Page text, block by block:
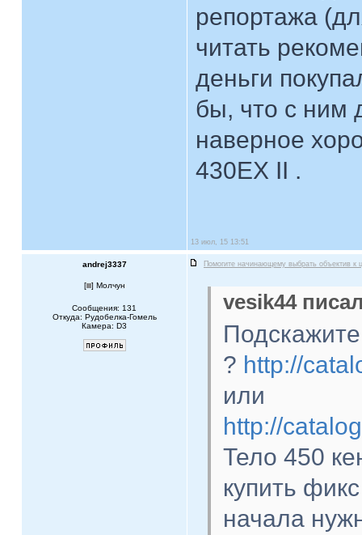
репортажа
читать
деньги
бы, что с ним
наверное
430EX II .
13 июл, 15 13:51
andrej3337 Помогите начинающему выбрать объектив к
[ ] Молчун
Сообщения: 131
Откуда: Рудобелка-Гомель
Камера: D3
vesik44
? http://
или
http://
Тело 450
купить
начала